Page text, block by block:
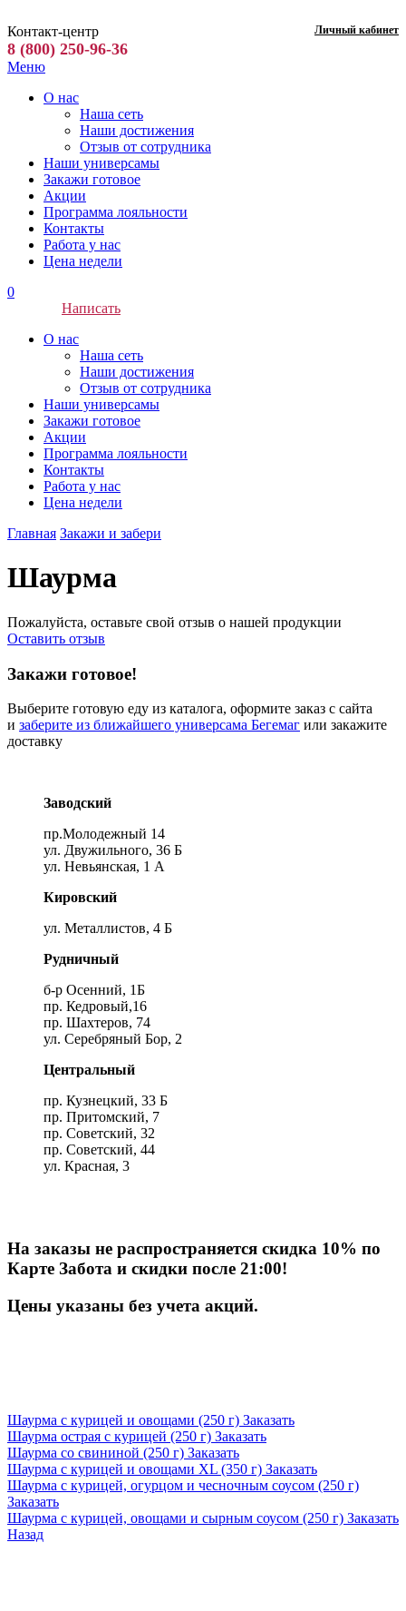
Контакт-центр
8 (800) 250-96-36
Личный кабинет
Меню
О нас
Наша сеть
Наши достижения
Отзыв от сотрудника
Наши универсамы
Закажи готовое
Акции
Программа лояльности
Контакты
Работа у нас
Цена недели
0
Написать
О нас
Наша сеть
Наши достижения
Отзыв от сотрудника
Наши универсамы
Закажи готовое
Акции
Программа лояльности
Контакты
Работа у нас
Цена недели
Главная Закажи и забери
Шаурма
Пожалуйста, оставьте свой отзыв о нашей продукции
Оставить отзыв
Закажи готовое!
Выберите готовую еду из каталога, оформите заказ с сайта
и заберите из ближайшего универсама Бегемаг или закажите
доставку
Заводский
пр.Молодежный 14
ул. Двужильного, 36 Б
ул. Невьянская, 1 А
Кировский
ул. Металлистов, 4 Б
Рудничный
б-р Осенний, 1Б
пр. Кедровый,16
пр. Шахтеров, 74
ул. Серебряный Бор, 2
Центральный
пр. Кузнецкий, 33 Б
пр. Притомский, 7
пр. Советский, 32
пр. Советский, 44
ул. Красная, 3
На заказы не распространяется скидка 10% по
Карте Забота и скидки после 21:00!
Цены указаны без учета акций.
Шаурма с курицей и овощами (250 г) Заказать
Шаурма острая с курицей (250 г) Заказать
Шаурма со свининой (250 г) Заказать
Шаурма с курицей и овощами XL (350 г) Заказать
Шаурма с курицей, огурцом и чесночным соусом (250 г)
Заказать
Шаурма с курицей, овощами и сырным соусом (250 г) Заказать
Назад